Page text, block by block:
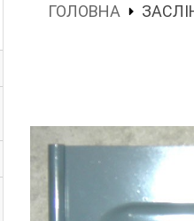
ГОЛОВНА